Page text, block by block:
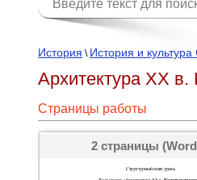
История \ История и
Архитектура XX в.
Страницы работы
2 страницы